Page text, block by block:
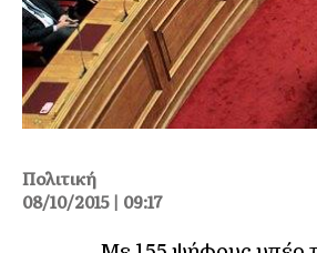
Πολιτική
08/10/2015 | 09:17